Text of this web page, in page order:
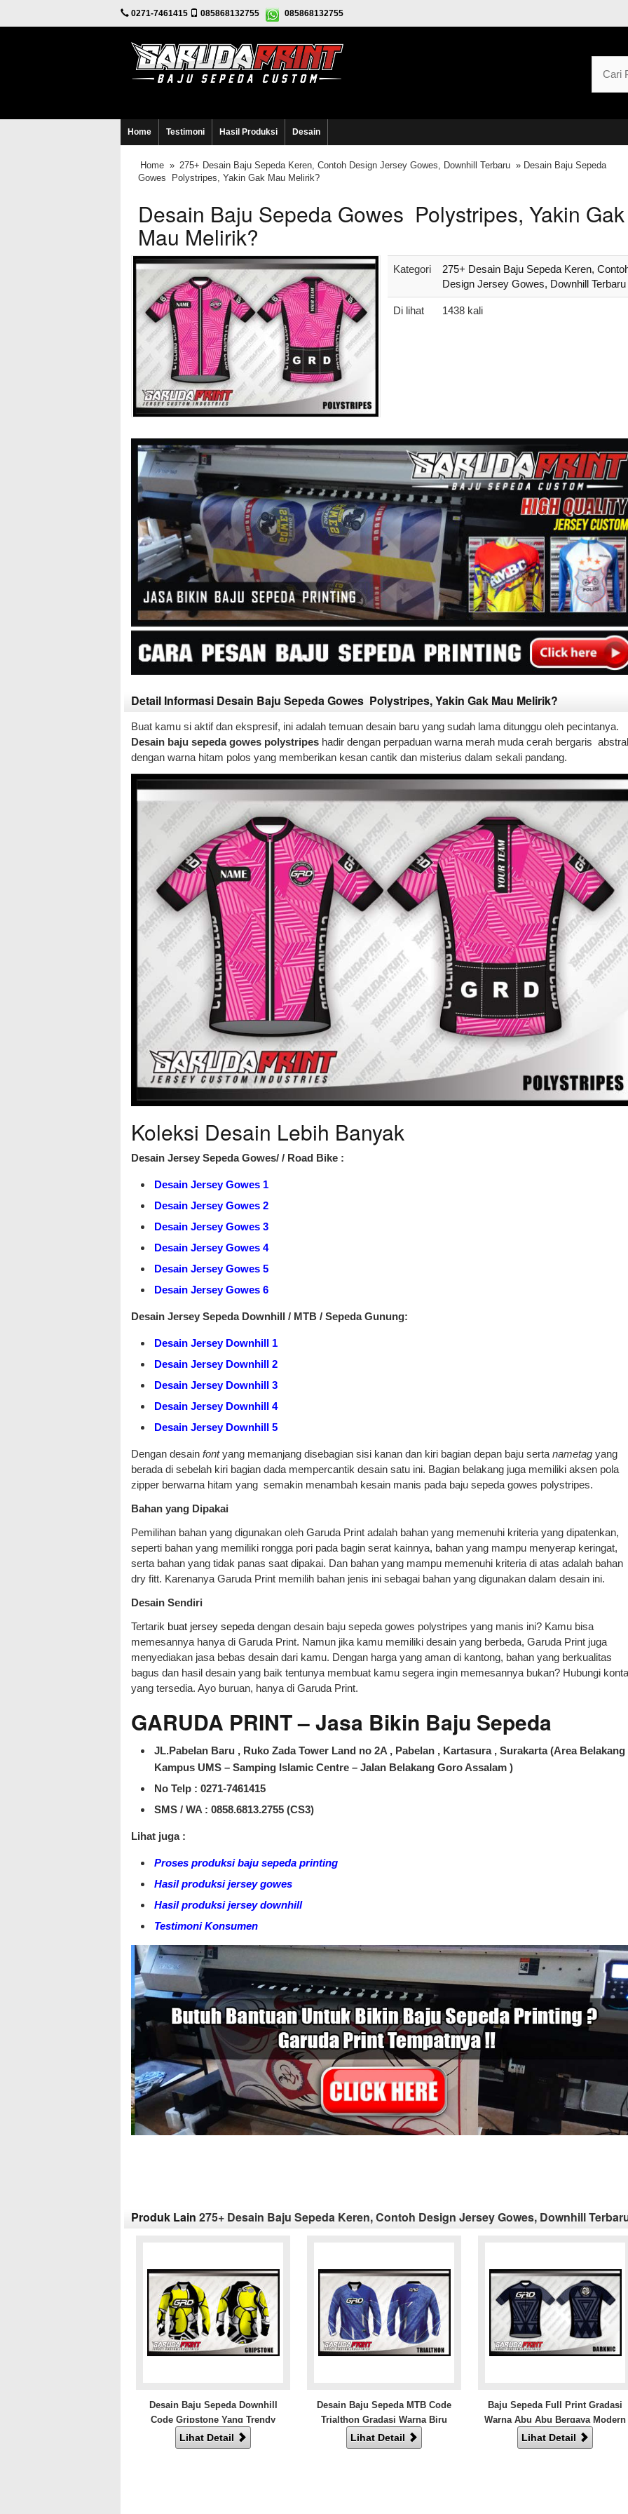
0271-7461415 085868132755 085868132755
Home Testimoni Hasil Produksi Desain
Home » 275+ Desain Baju Sepeda Keren, Contoh Design Jersey Gowes, Downhill Terbaru » Desain Baju Sepeda
Gowes Polystripes, Yakin Gak Mau Melirik?
Desain Baju Sepeda Gowes Polystripes, Yakin Gak
Mau Melirik?
Kategori
275+ Desain Baju Sepeda Keren,
Design Jersey Gowes, Downhill Terbaru
Di lihat 1438 kali
Detail Informasi Desain Baju Sepeda Gowes Polystripes, Yakin Gak Mau Melirik?
Buat kamu si aktif dan ekspresif, ini adalah temuan desain baru yang sudah lama ditunggu oleh pecintanya.
Desain baju sepeda gowes polystripes hadir dengan perpaduan warna merah muda cerah bergaris
dengan warna hitam polos yang memberikan kesan cantik dan misterius dalam sekali pandang.
Koleksi Desain Lebih Banyak
Desain Jersey Sepeda Gowes/ / Road Bike :
Desain Jersey Gowes 1
Desain Jersey Gowes 2
Desain Jersey Gowes 3
Desain Jersey Gowes 4
Desain Jersey Gowes 5
Desain Jersey Gowes 6
Desain Jersey Sepeda Downhill / MTB / Sepeda Gunung:
Desain Jersey Downhill 1
Desain Jersey Downhill 2
Desain Jersey Downhill 3
Desain Jersey Downhill 4
Desain Jersey Downhill 5
Dengan desain fontyang memanjang disebagian sisi kanan dan kiri bagian depan baju serta nametag yang
berada di sebelah kiri bagian dada mempercantik desain satu ini. Bagian belakang juga memiliki aksen pola
zipper berwarna hitam yang semakin menambah kesain manis pada baju sepeda gowes polystripes.
Bahan yang Dipakai
Pemilihan bahan yang digunakan oleh Garuda Print adalah bahan yang memenuhi kriteria yang dipatenkan,
seperti bahan yang memiliki rongga pori pada bagin serat kainnya, bahan yang mampu menyerap keringat,
serta bahan yang tidak panas saat dipakai. Dan bahan yang mampu memenuhi kriteria di atas adalah bahan
dry fitt. Karenanya Garuda Print memilih bahan jenis ini sebagai bahan yang digunakan dalam desain ini.
Desain Sendiri
Tertarik buat jersey sepeda dengan desain baju sepeda gowes polystripes yang manis ini? Kamu bisa
memesannya hanya di Garuda Print. Namun jika kamu memiliki desain yang berbeda, Garuda Print juga
menyediakan jasa bebas desain dari kamu. Dengan harga yang aman di kantong, bahan yang berkualitas
bagus dan hasil desain yang baik tentunya membuat kamu segera ingin memesannya bukan? Hubungi
yang tersedia. Ayo buruan, hanya di Garuda Print.
GARUDA PRINT – Jasa Bikin Baju Sepeda
JL.Pabelan Baru , Ruko Zada Tower Land no 2A , Pabelan , Kartasura , Surakarta (Area Belakang
Kampus UMS – Samping Islamic Centre – Jalan Belakang Goro Assalam )
No Telp : 0271-7461415
SMS / WA : 0858.6813.2755 (CS3)
Lihat juga :
Proses produksi baju sepeda printing
Hasil produksi jersey gowes
Hasil produksi jersey downhill
Testimoni Konsumen
Produk Lain 275+ Desain Baju Sepeda Keren, Contoh Design Jersey Gowes, Downhill
Desain Baju Sepeda Downhill
Code Gripstone Yang Trendy
Lihat Detail
Desain Baju Sepeda MTB Code
Trialthon Gradasi Warna Biru
Lihat Detail
Baju Sepeda Full Print Gradasi
Warna Abu Abu Bergaya Modern
Lihat Detail